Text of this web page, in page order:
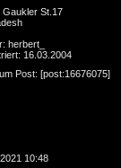
Gaukler St.17
herbert_
16.03.2004
Post: [post:16676075]
10:48